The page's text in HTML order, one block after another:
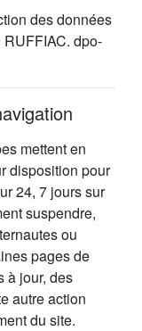
des données
dpo-
mettent en
disposition pour
24, 7 jours sur
suspendre,
ou
pages de
à jour, des
autre action
du site.